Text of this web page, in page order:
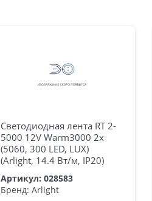
Светодиодная лента RT 2-
5000 12V Warm3000 2x
(5060, 300 LED, LUX)
(Arlight, 14.4 Вт/м, IP20)
Артикул: 028583
Бренд: Arlight